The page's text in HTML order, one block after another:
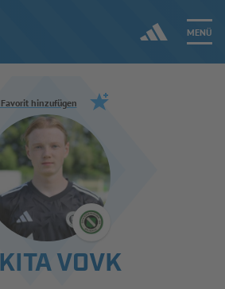
MENÜ
Jetzt einloggen
hinzufügen
VOVK